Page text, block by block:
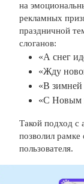
на
рекламных
праздничной
слоганов:
«А снег
«Жду
«В зимней
«С Новым
Такой подход с
позволил
пользователя.